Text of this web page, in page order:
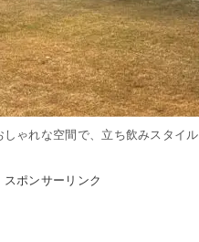
しゃれな空間で、立ち飲みスタイル
スポンサーリンク